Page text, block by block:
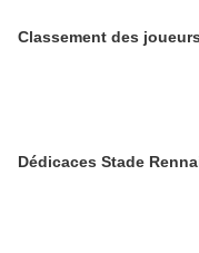
Classement des
Dédicaces Stade